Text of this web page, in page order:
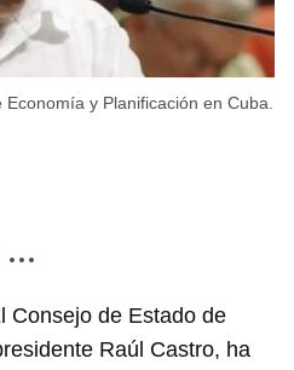
y Planificación en Cuba.
Consejo de Estado de
Raúl Castro, ha